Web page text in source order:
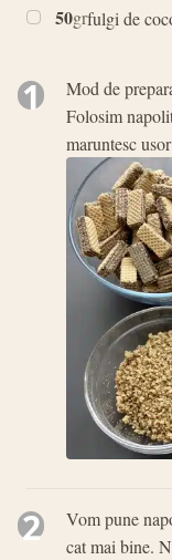
50grfulgi de
1
Mod de
Folosim
maruntesc
2
Vom pune
cat mai bine.